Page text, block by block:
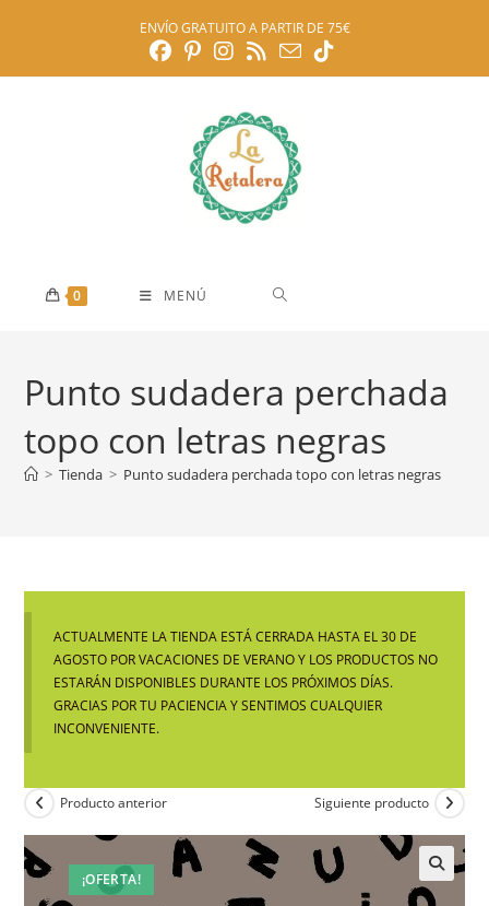
ENVÍO GRATUITO A PARTIR DE 75€
0 MENÚ
Punto sudadera perchada
topo con letras negras
> Tienda > Punto sudadera perchada topo con letras negras
ACTUALMENTE LA TIENDA ESTÁ CERRADA HASTA EL 30 DE
AGOSTO POR VACACIONES DE VERANO Y LOS PRODUCTOS NO
ESTARÁN DISPONIBLES DURANTE LOS PRÓXIMOS DÍAS.
GRACIAS POR TU PACIENCIA Y SENTIMOS CUALQUIER
INCONVENIENTE.
¡OFERTA!
Producto anterior Siguiente producto
🔍